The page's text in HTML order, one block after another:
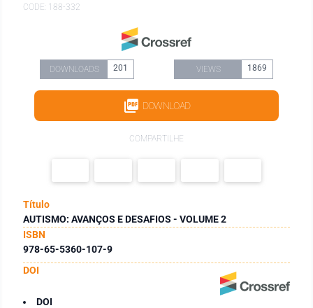
CODE: 188-332
DOWNLOADS 201 VIEWS 1869
DOWNLOAD
COMPARTILHE
Título
AUTISMO: AVANÇOS E DESAFIOS - VOLUME 2
ISBN
978-65-5360-107-9
DOI
DOI